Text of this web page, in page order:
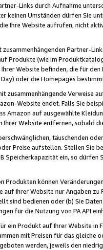
Links durch Aufnahme
keinen Umständen dürfen Sie
Ihre Website aufrufen, nicht
Partner-
Produkte (wie im
Website befinden, die für
Day) oder die Homepages
zusammenhängende
Website endet. Falls Sie
Amazon auf ausgewählte
Ihrer Website entfernen, sobald
täuschenden
Preise aufstellen. Stellen Sie
Speicherkapazität ein, so dürfen
Produkten können
Ihrer Website nur Angaben
sind bedienen oder (b) Sie
für die Nutzung von PA API
ein Produkt auf Ihrer Website
mit Preisen für das
werden, jeweils den